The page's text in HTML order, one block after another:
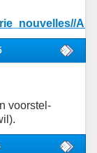
voorstel-